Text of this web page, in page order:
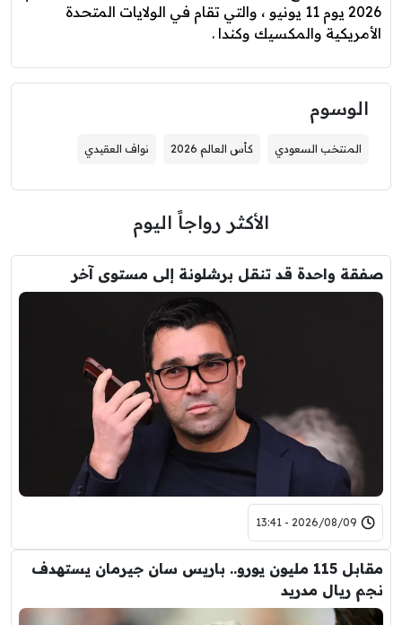
2026 يوم 11 يونيو ، والتي تقام في الولايات المتحدة
الأمريكية والمكسيك وكندا .
الوسوم
المنتخب السعودي كأس العالم 2026 نواف العقيدي
الأكثر رواجاً اليوم
صفقة واحدة قد تنقل برشلونة إلى مستوى آخر
2026/08/09 - 13:41
مقابل 115 مليون يورو.. باريس سان جيرمان يستهدف
نجم ريال مدريد